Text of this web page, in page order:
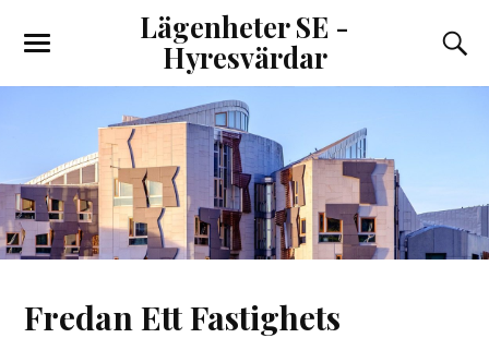
Lägenheter SE -
Hyresvärdar
Fredan Ett Fastighets